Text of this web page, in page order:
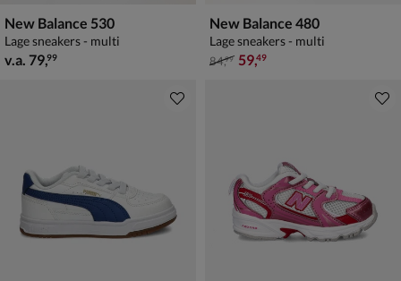
New Balance 530
Lage sneakers - multi
vanaf € 79,99
v.a. 79,99
New Balance 480
Lage sneakers - multi
van € 84,99 voor € 59,49
84,99 59,49